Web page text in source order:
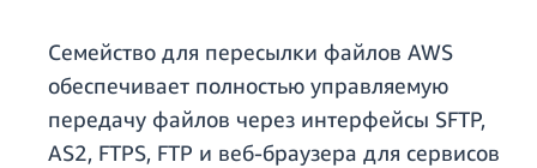
Семейство для пересылки файлов AWS
обеспечивает полностью управляемую
передачу файлов через интерфейсы SFTP,
AS2, FTPS, FTP и веб-браузера для сервисов